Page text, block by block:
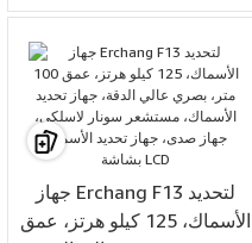
جهاز Erchang F13 لتحديد
الأسماك، 125 كيلو هرتز، عمق